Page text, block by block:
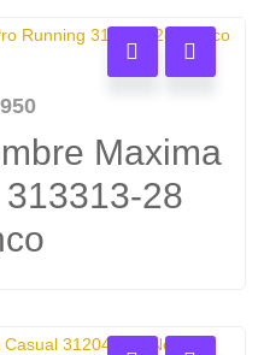
Maxima
28